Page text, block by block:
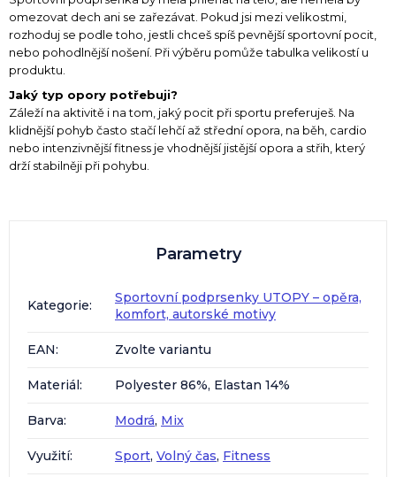
omezovat dech ani se zařezávat. Pokud jsi mezi velikostmi,
rozhoduj se podle toho, jestli chceš spíš pevnější sportovní pocit,
nebo pohodlnější nošení. Při výběru pomůže tabulka velikostí u
produktu.
Jaký typ opory potřebuji?
Záleží na aktivitě i na tom, jaký pocit při sportu preferuješ. Na
klidnější pohyb často stačí lehčí až střední opora, na běh, cardio
nebo intenzivnější fitness je vhodnější jistější opora a střih, který
drží stabilněji při pohybu.
Parametry
Kategorie:
Sportovní podprsenky UTOPY – opěra,
komfort, autorské motivy
EAN: Zvolte variantu
Materiál: Polyester 86%, Elastan 14%
Barva: Modrá, Mix
Využití: Sport, Volný čas, Fitness